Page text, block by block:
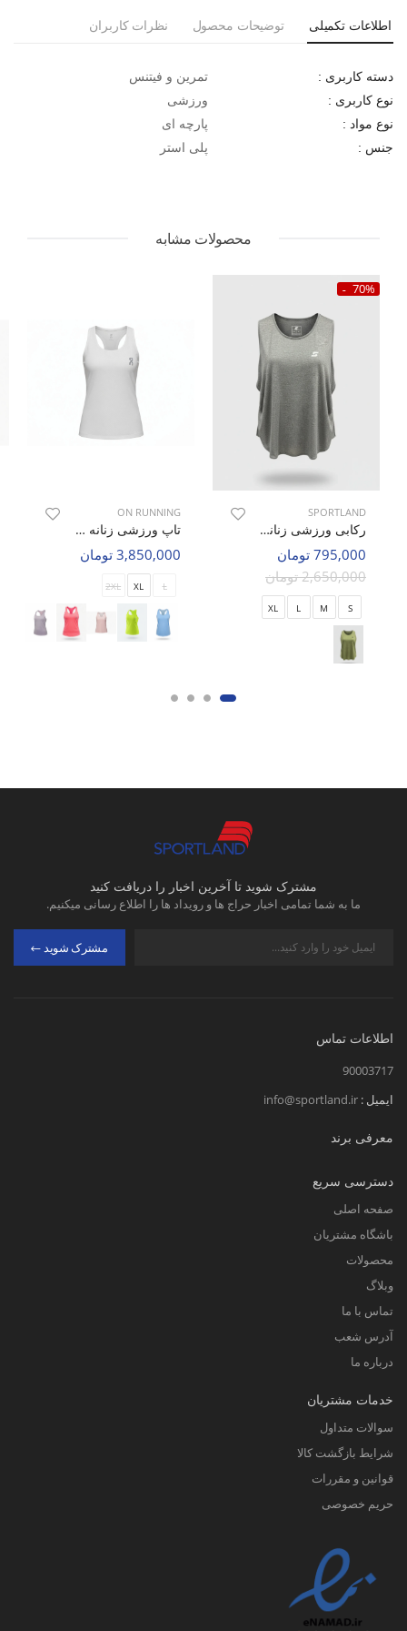
اطلاعات تکمیلی توضیحات محصول نظرات کاربران
دسته کاربری : تمرین و فیتنس
نوع کاربری : ورزشی
نوع مواد : پارچه ای
جنس : پلی استر
محصولات مشابه
70%
SPORTLAND
رکابی ورزشی زنانه اسپورتلند Rolf W
795,000 تومان
2,650,000 تومان
S
M
L
XL
ON RUNNING
تاپ ورزشی زنانه آن رانینگ Velora W
3,850,000 تومان
L
XL
2XL
مشترک شوید تا آخرین اخبار را دریافت کنید
ما به شما تمامی اخبار حراج ها و رویداد ها را اطلاع رسانی میکنیم.
مشترک شوید
اطلاعات تماس
90003717
ایمیل : info@sportland.ir
معرفی برند
دسترسی سریع
صفحه اصلی
باشگاه مشتریان
محصولات
وبلاگ
تماس با ما
آدرس شعب
درباره ما
خدمات مشتریان
سوالات متداول
شرایط بازگشت کالا
قوانین و مقررات
حریم خصوصی